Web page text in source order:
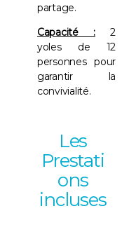
partage.
Capacité :2
yoles de 12
personnes pour
garantir la
convivialité.
Les
Prestati
ons
incluses